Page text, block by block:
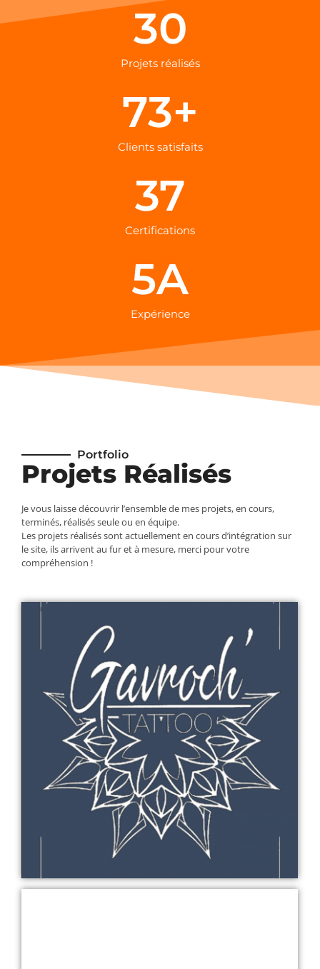
Projets réalisés
30
Clients satisfaits
73+
Certifications
37
Expérience
5A
Portfolio
Projets Réalisés
Je vous laisse découvrir l’ensemble de mes projets, en cours,
terminés, réalisés seule ou en équipe.
Les projets réalisés sont actuellement en cours d’intégration sur
le site, ils arrivent au fur et à mesure, merci pour votre
compréhension !